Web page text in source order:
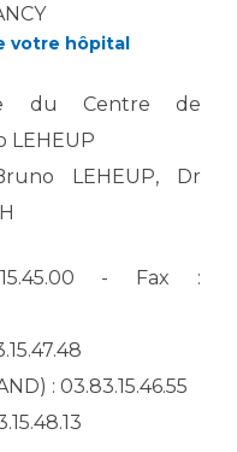
de Biologie
votre hôpital
du Centre de
LEHEUP
LEHEUP, Dr
- Fax :
: 03.83.15.46.55